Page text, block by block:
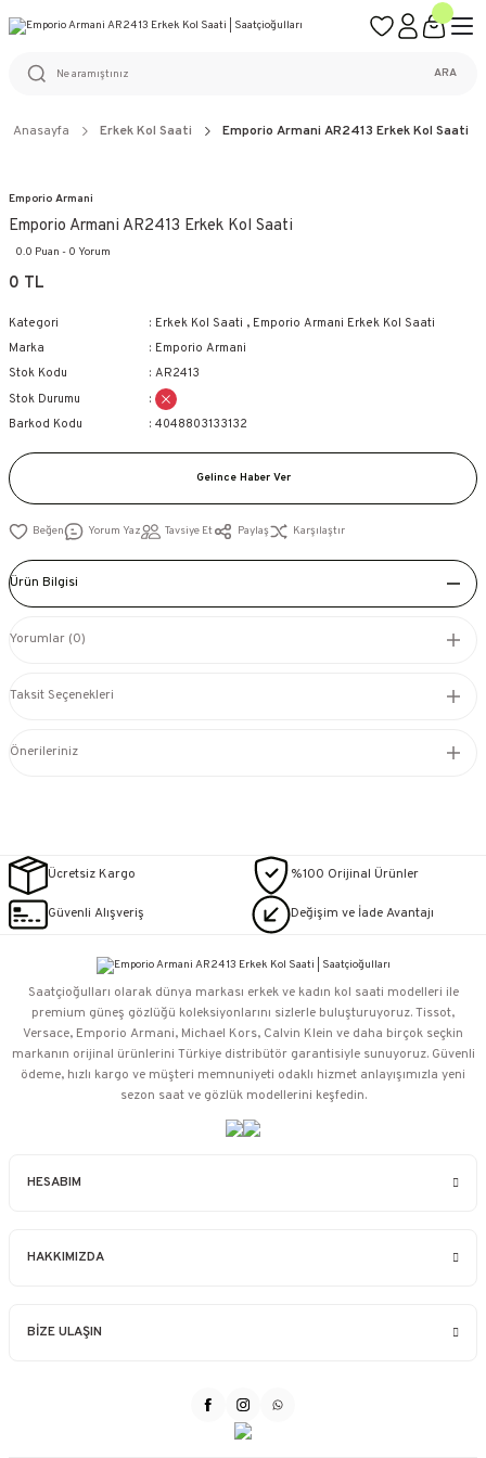
%100 ORİJİNAL ÜRÜN GARANTİSİ
ARA
Anasayfa Erkek Kol Saati Emporio Armani AR2413 Erkek Kol Saati
Emporio Armani
Emporio Armani AR2413 Erkek Kol Saati
0.0 Puan - 0 Yorum
0 TL
Kategori Erkek Kol Saati , Emporio Armani Erkek Kol Saati
Marka
Emporio Armani
Stok Kodu
AR2413
Stok Durumu
Barkod Kodu
4048803133132
Gelince Haber Ver
Yorum Yaz Tavsiye Et Paylaş Karşılaştır
Ürün Bilgisi
Yorumlar (0)
Taksit Seçenekleri
Önerileriniz
Ücretsiz Kargo %100 Orijinal Ürünler
Güvenli Alışveriş Değişim ve İade Avantajı
HESABIM
HAKKIMIZDA
BİZE ULAŞIN
Saatçioğulları⁠ olarak dünya markası erkek ve kadın kol saati modelleri ile
premium güneş gözlüğü koleksiyonlarını sizlerle buluşturuyoruz. Tissot,
Versace, Emporio Armani, Michael Kors, Calvin Klein ve daha birçok seçkin
markanın orijinal ürünlerini Türkiye distribütör garantisiyle sunuyoruz. Güvenli
ödeme, hızlı kargo ve müşteri memnuniyeti odaklı hizmet anlayışımızla yeni
sezon saat ve gözlük modellerini keşfedin.